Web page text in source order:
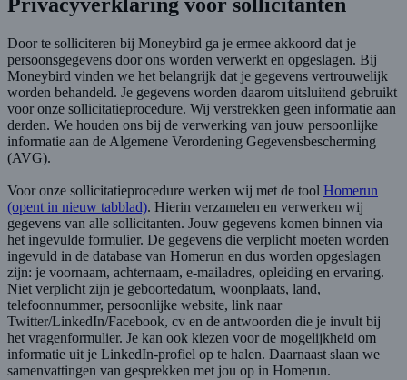
Privacyverklaring voor sollicitanten
Door te solliciteren bij Moneybird ga je ermee akkoord dat je
persoonsgegevens door ons worden verwerkt en opgeslagen. Bij
Moneybird vinden we het belangrijk dat je gegevens vertrouwelijk
worden behandeld. Je gegevens worden daarom uitsluitend gebruikt
voor onze sollicitatieprocedure. Wij verstrekken geen informatie aan
derden. We houden ons bij de verwerking van jouw persoonlijke
informatie aan de Algemene Verordening Gegevensbescherming
(AVG).
Voor onze sollicitatieprocedure werken wij met de tool Homerun
(opent in nieuw tabblad). Hierin verzamelen en verwerken wij
gegevens van alle sollicitanten. Jouw gegevens komen binnen via
het ingevulde formulier. De gegevens die verplicht moeten worden
ingevuld in de database van Homerun en dus worden opgeslagen
zijn: je voornaam, achternaam, e-mailadres, opleiding en ervaring.
Niet verplicht zijn je geboortedatum, woonplaats, land,
telefoonnummer, persoonlijke website, link naar
Twitter/LinkedIn/Facebook, cv en de antwoorden die je invult bij
het vragenformulier. Je kan ook kiezen voor de mogelijkheid om
informatie uit je LinkedIn-profiel op te halen. Daarnaast slaan we
samenvattingen van gesprekken met jou op in Homerun.